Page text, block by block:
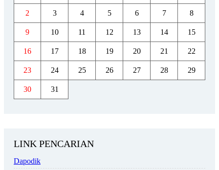
2 3 4 5 6 7 8
9 10 11 12 13 14 15
16 17 18 19 20 21 22
23 24 25 26 27 28 29
30 31
LINK PENCARIAN
Dapodik